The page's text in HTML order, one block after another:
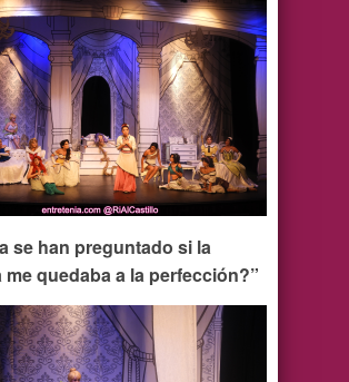
se han preguntado si la
me quedaba a la perfección?”